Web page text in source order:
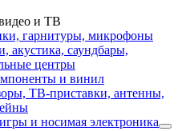
и ТВ
гарнитуры, микрофоны
акустика, саундбары,
центры
и винил
ТВ-приставки, антенны,
и носимая электроника